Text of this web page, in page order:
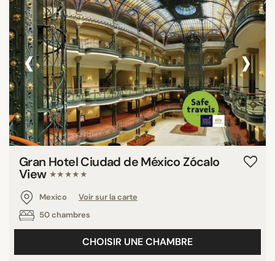
‹ ›
Gran Hotel Ciudad de México Zócalo
View ★★★★★
Mexico
Voir sur la carte
50 chambres
CHOISIR UNE CHAMBRE